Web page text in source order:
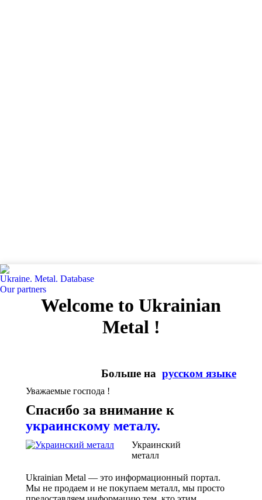
Ukraine. Metal. Database
Our partners
Welcome to Ukrainian
Metal !
Больше на русском языке
Уважаемые господа !
Спасибо за внимание к
украинскому металу.
Украинский
металл
Ukrainian Metal — это информационный портал.
Мы не продаем и не покупаем металл, мы просто